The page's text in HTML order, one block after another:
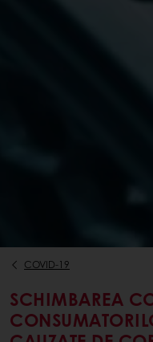
COVID-19
SCHIMBAREA